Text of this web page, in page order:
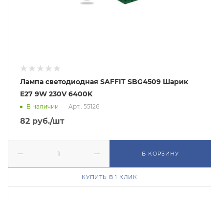
Лампа светодиодная SAFFIT SBG4509 Шарик
E27 9W 230V 6400K
В наличии Арт.: 55126
82 руб./шт
В КОРЗИНУ
КУПИТЬ В 1 КЛИК